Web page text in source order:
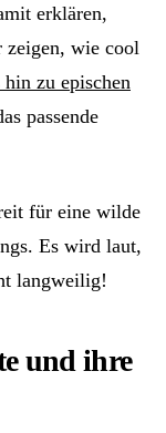
erklären,
zeigen, wie cool
zu epischen
passende
für eine wilde
Es wird laut,
langweilig!
und ihre